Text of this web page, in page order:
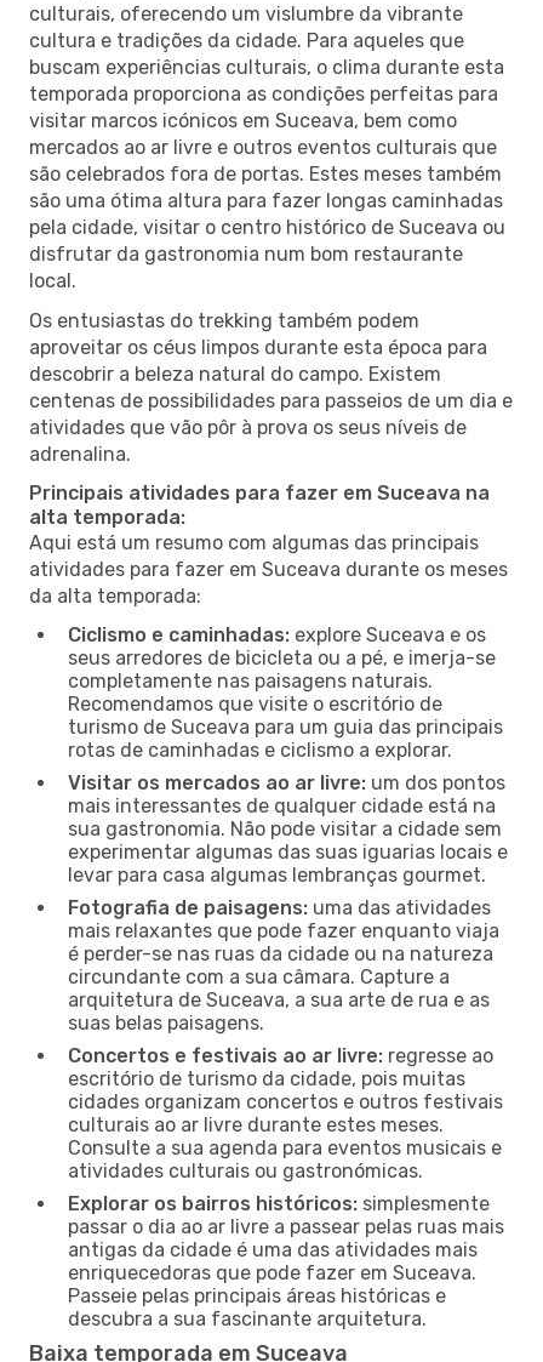
culturais, oferecendo um vislumbre da vibrante
cultura e tradições da cidade. Para aqueles que
buscam experiências culturais, o clima durante esta
temporada proporciona as condições perfeitas para
visitar marcos icónicos em Suceava, bem como
mercados ao ar livre e outros eventos culturais que
são celebrados fora de portas. Estes meses também
são uma ótima altura para fazer longas caminhadas
pela cidade, visitar o centro histórico de Suceava ou
disfrutar da gastronomia num bom restaurante
local.
Os entusiastas do trekking também podem
aproveitar os céus limpos durante esta época para
descobrir a beleza natural do campo. Existem
centenas de possibilidades para passeios de um dia e
atividades que vão pôr à prova os seus níveis de
adrenalina.
Principais atividades para fazer em Suceava na
alta temporada:
Aqui está um resumo com algumas das principais
atividades para fazer em Suceava durante os meses
da alta temporada:
Ciclismo e caminhadas: explore Suceava e os
seus arredores de bicicleta ou a pé, e imerja-se
completamente nas paisagens naturais.
Recomendamos que visite o escritório de
turismo de Suceava para um guia das principais
rotas de caminhadas e ciclismo a explorar.
Visitar os mercados ao ar livre: um dos pontos
mais interessantes de qualquer cidade está na
sua gastronomia. Não pode visitar a cidade sem
experimentar algumas das suas iguarias locais e
levar para casa algumas lembranças gourmet.
Fotografia de paisagens: uma das atividades
mais relaxantes que pode fazer enquanto viaja
é perder-se nas ruas da cidade ou na natureza
circundante com a sua câmara. Capture a
arquitetura de Suceava, a sua arte de rua e as
suas belas paisagens.
Concertos e festivais ao ar livre: regresse ao
escritório de turismo da cidade, pois muitas
cidades organizam concertos e outros festivais
culturais ao ar livre durante estes meses.
Consulte a sua agenda para eventos musicais e
atividades culturais ou gastronómicas.
Explorar os bairros históricos: simplesmente
passar o dia ao ar livre a passear pelas ruas mais
antigas da cidade é uma das atividades mais
enriquecedoras que pode fazer em Suceava.
Passeie pelas principais áreas históricas e
descubra a sua fascinante arquitetura.
Baixa temporada em Suceava